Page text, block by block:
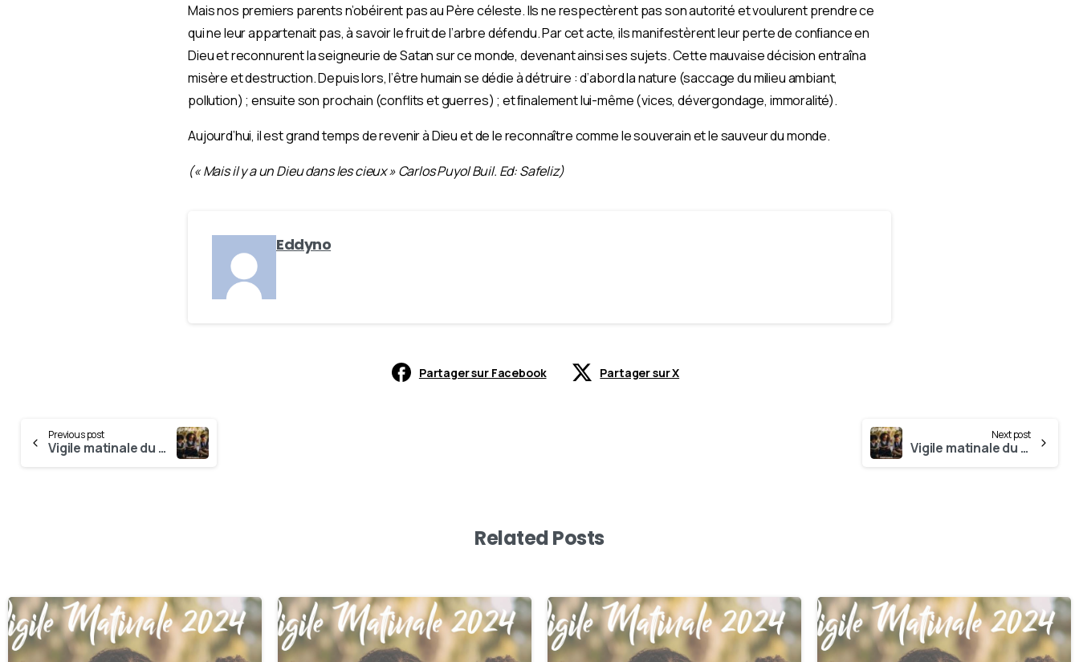
Mais nos premiers parents n’obéirent pas au Père céleste. Ils ne respectèrent pas son autorité et voulurent prendre ce
qui ne leur appartenait pas, à savoir le fruit de l’arbre défendu. Par cet acte, ils manifestèrent leur perte de conﬁance en
Dieu et reconnurent la seigneurie de Satan sur ce monde, devenant ainsi ses sujets. Cette mauvaise décision entraîna
misère et destruction. Depuis lors, l’être humain se dédie à détruire : d’abord la nature (saccage du milieu ambiant,
pollution) ; ensuite son prochain (conflits et guerres) ; et ﬁnalement lui-même (vices, dévergondage, immoralité).
Aujourd’hui, il est grand temps de revenir à Dieu et de le reconnaître comme le souverain et le sauveur du monde.
(« Mais il y a un Dieu dans les cieux » Carlos Puyol Buil. Ed: Safeliz)
Eddyno
Partager sur Facebook Partager sur X
Previous post
Vigile matinale du 21 Février
Next post
Vigile matinale du 23 Février
Related Posts
0 0 0 0